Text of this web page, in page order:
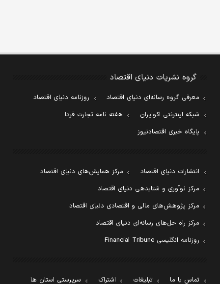
گروه نشریات دنیای اقتصاد
معرفی گروه رسانه‌ای دنیای اقتصاد
روزنامه دنیای اقتصاد
شبکه اینترنتی اکوایران
هفته نامه تجارت فردا
پایگاه خبری اقتصادنیوز
انتشارات دنیای اقتصاد
مرکز همایش‌های دنیای اقتصاد
مرکز نوآوری و شتابدهی دنیای اقتصاد
مرکز پژوهش‌های مالی و اقتصادی دنیای اقتصاد
مرکز راه حل‌های رسانه‌ای دنیای اقتصاد
روزنامه انگلیسی Financial Tribune
تماس با ما تبلیغات اشتراک سرپرستی استان ها